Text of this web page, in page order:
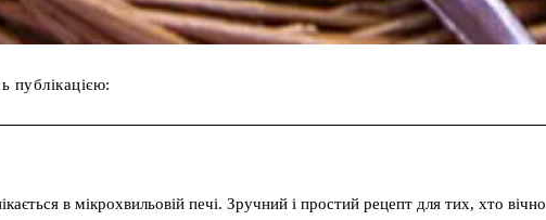
публікацією:
в мікрохвильовій печі. Зручний і простий рецепт для тих, хто вічно